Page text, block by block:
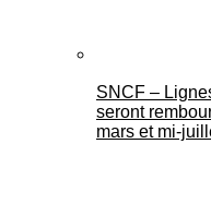
SNCF –
seront
mars et mi-